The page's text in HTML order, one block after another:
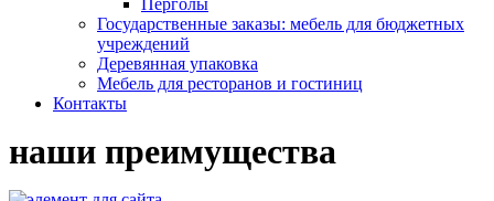
Перголы
Государственные заказы: мебель для бюджетных
учреждений
Деревянная упаковка
Мебель для ресторанов и гостиниц
Контакты
наши преимущества